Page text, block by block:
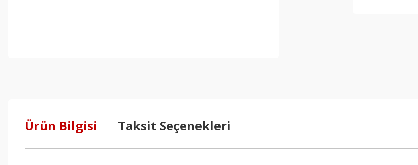
Ürün Bilgisi Taksit Seçenekleri